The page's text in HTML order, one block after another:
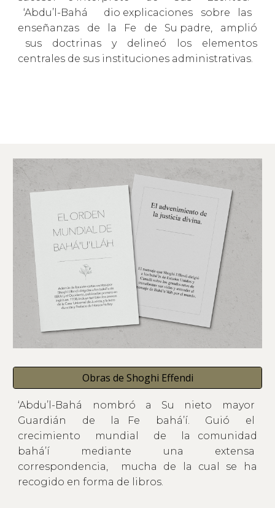
‘Abdu’l-Bahá dio explicaciones sobre las
enseñanzas de la Fe de Su padre, amplió
sus doctrinas y delineó los elementos
centrales de sus instituciones administrativas.
Obras de Shoghi Effendi
‘Abdu’l-Bahá nombró a Su nieto mayor
Guardián de la Fe bahá’í. Guió el
crecimiento mundial de la comunidad
bahá’í mediante una extensa
correspondencia, mucha de la cual se ha
recogido en forma de libros.